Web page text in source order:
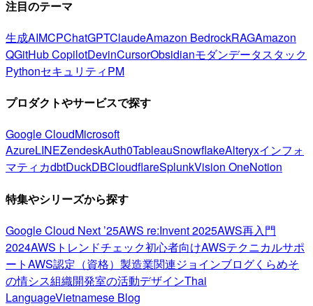
注目のテーマ
生成AIMCPChatGPTClaudeAmazon BedrockRAGAmazon
QGitHub CopilotDevinCursorObsidianモダンデータスタック
PythonセキュリティPM
プロダクトやサービスで探す
Google CloudMicrosoft
AzureLINEZendeskAuth0TableauSnowflakeAlteryxインフォ
マティカdbtDuckDBCloudflareSplunkVision OneNotion
特集やシリーズから探す
Google Cloud Next ’25AWS re:Invent 2025AWS再入門
2024AWSトレンドチェック初心者向けAWSテクニカルサポ
ートAWS認定（資格） 製造業関連ジョインブログくらめそ
の情シス組織開発室の活動デザインThai
LanguageVietnamese Blog